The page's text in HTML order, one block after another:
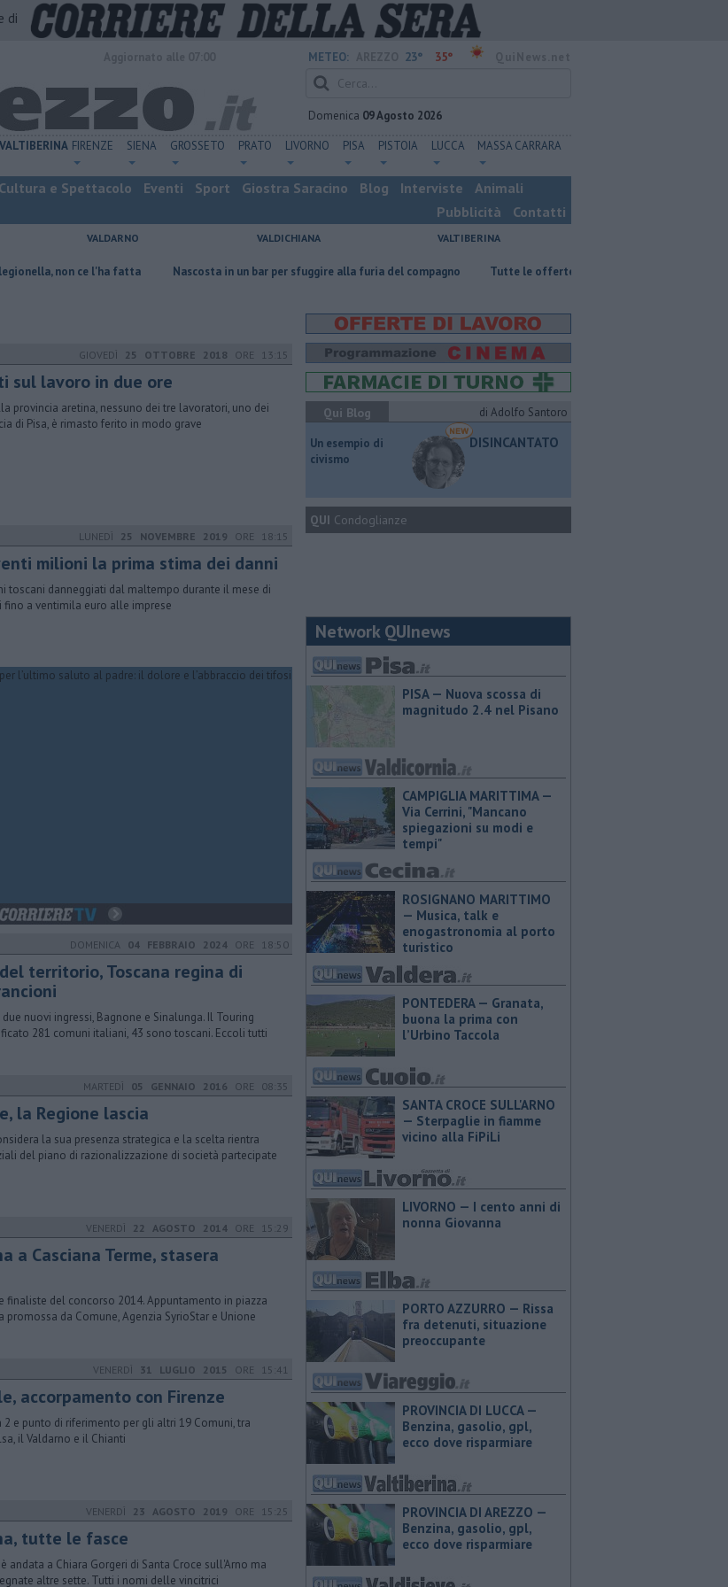
di
METEO: 23° 35°
Domenica 09 Agosto 2026
VALTIBERINA FIRENZE SIENA GROSSETO PRATO LIVORNO PISA PISTOIA LUCCA MASSA CARRARA
Cultura e Spettacolo Eventi Sport Giostra Saracino Blog Interviste
Animali
Pubblicità
Contatti
VALDARNO VALDICHIANA VALTIBERINA
ce l'ha fatta Nascosta in un bar per sfuggire alla furia del compagno ​Tutte le offerte di lavoro in provincia di Arezzo
GIOVEDÌ 25 OTTOBRE 2018 ORE 13:15
sul lavoro in due ore
provincia aretina, nessuno dei tre lavoratori, uno dei
di Pisa, è rimasto ferito in modo grave
LUNEDÌ 25 NOVEMBRE 2019 ORE 18:15
milioni la prima stima dei danni
toscani danneggiati dal maltempo durante il mese di
fino a ventimila euro alle imprese
DOMENICA 04 FEBBRAIO 2024 ORE 18:50
territorio, Toscana regina di
nuovi ingressi, Bagnone e Sinalunga. Il Touring
281 comuni italiani, 43 sono toscani. Eccoli tutti
MARTEDÌ 05 GENNAIO 2016 ORE 08:35
la Regione lascia
la sua presenza strategica e la scelta rientra
del piano di razionalizzazione di società partecipate
VENERDÌ 22 AGOSTO 2014 ORE 15:29
a Casciana Terme, stasera
finaliste del concorso 2014. Appuntamento in piazza
promossa da Comune, Agenzia SyrioStar e Unione
VENERDÌ 31 LUGLIO 2015 ORE 15:41
accorpamento con Firenze
2 e punto di riferimento per gli altri 19 Comuni, tra
il Valdarno e il Chianti
VENERDÌ 23 AGOSTO 2019 ORE 15:25
tutte le fasce
andata a Chiara Gorgeri di Santa Croce sull'Arno ma
altre sette. Tutti i nomi delle vincitrici
Qui Blog di Adolfo Santoro
​Un esempio di
civismo
DISINCANTATO
QUI Condoglianze
Network QUInews
PISA — Nuova scossa di
magnitudo 2.4 nel Pisano
CAMPIGLIA MARITTIMA —
Via Cerrini, "Mancano
spiegazioni su modi e
tempi"
ROSIGNANO MARITTIMO
— Musica, talk e
enogastronomia al porto
turistico
PONTEDERA — ​Granata,
buona la prima con
l’Urbino Taccola
SANTA CROCE SULL'ARNO
— Sterpaglie in fiamme
vicino alla FiPiLi
LIVORNO — I cento anni di
nonna Giovanna
PORTO AZZURRO — Rissa
fra detenuti, situazione
preoccupante
PROVINCIA DI LUCCA — ​
Benzina, gasolio, gpl,
ecco dove risparmiare
PROVINCIA DI AREZZO — ​
Benzina, gasolio, gpl,
ecco dove risparmiare